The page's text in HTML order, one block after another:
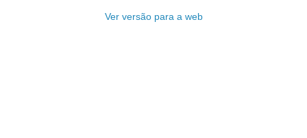
Ver versão para a web